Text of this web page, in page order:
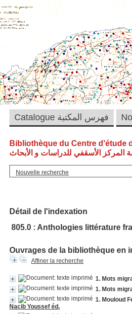
Bibliothèque du Centre d'étude
المركز الأسقفي للدراسات و الأبحاث
Nouvelle recherche
Détail de l'indexation
805.0 : Anthologies littérature
Ouvrages de la bibliothèque en
Affiner la recherche
1. Mots
1. Mots
1. Mouloud
Nacib Youssef éd.
Catalogue فهرس المكتبة